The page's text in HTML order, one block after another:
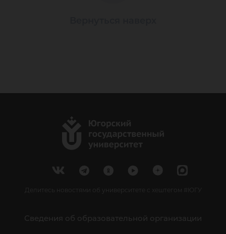
Делитесь новостями об университете с хештегом #ЮГУ
Сведения об образовательной организации